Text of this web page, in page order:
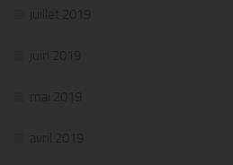
juillet 2019
juin 2019
mai 2019
avril 2019